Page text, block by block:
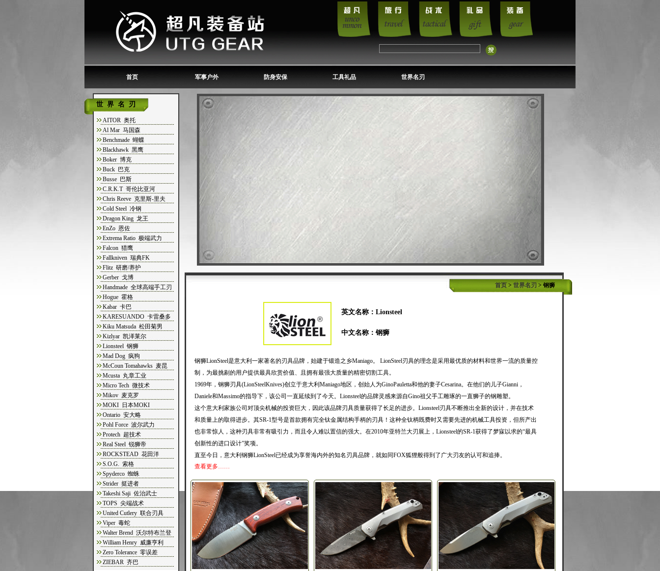
首页 军事户外 防身安保 工具礼品 世界名刃
世界名刃
AITOR 奥托
Al Mar 马国森
Benchmade 蝴蝶
Blackhawk 黑鹰
Boker 博克
Buck 巴克
Busse 巴斯
C.R.K.T 哥伦比亚河
Chris Reeve 克里斯-里夫
Cold Steel 冷钢
Dragon King 龙王
EnZo 恩佐
Extrema Ratio 极端武力
Falcon 猎鹰
Fallkniven 瑞典FK
Flitz 研磨/养护
Gerber 戈博
Handmade 全球高端手工刃
Hogue 霍格
Kabar 卡巴
KARESUANDO 卡雷桑多
Kiku Matsuda 松田菊男
Kizlyar 凯泽莱尔
Lionsteel 钢狮
Mad Dog 疯狗
McCoun Tomahawks 麦昆
Mcusta 丸章工业
Micro Tech 微技术
Mikov 麦克罗
MOKI 日本MOKI
Ontario 安大略
Pohl Force 波尔武力
Protech 超技术
Real Steel 锐狮帝
ROCKSTEAD 花田洋
S.O.G. 索格
Spyderco 蜘蛛
Strider 挺进者
Takeshi Saji 佐治武士
TOPS 尖端战术
United Cutlery 联合刃具
Viper 毒蛇
Walter Brend 沃尔特布兰登
William Henry 威廉亨利
Zero Tolerance 零误差
ZIEBAR 齐巴
首页 > 世界名刃 > 钢狮
英文名称： Lionsteel
中文名称： 钢狮
钢狮LionSteel是意大利一家著名的刃具品牌，始建于锻造之乡Maniago。 LionSteel刃具的理念是采用最优质的材料和世界一流的质量控
制，为最挑剔的用户提供最具欣赏价值、且拥有最强大质量的精密切割工具。
1969年，钢狮刃具(LionSteelKnives)创立于意大利Maniago地区，创始人为GinoPauletta和他的妻子Cesarina。在他们的儿子Gianni，
Daniele和Massimo的指导下，该公司一直延续到了今天。Lionsteel的品牌灵感来源自Gino祖父手工雕琢的一直狮子的钢雕塑。
这个意大利家族公司对顶尖机械的投资巨大，因此该品牌刃具质量获得了长足的进步。Lionsteel刃具不断推出全新的设计，并在技术
和质量上的取得进步。其SR-1型号是首款拥有完全钛金属结构手柄的刃具！这种全钛柄既费时又需要先进的机械工具投资，但所产出
也非常惊人，这种刃具非常有吸引力，而且令人难以置信的强大。在2010年亚特兰大刃展上，Lionsteel的SR-1获得了梦寐以求的“最具
创新性的进口设计”奖项。
直至今日，意大利钢狮LionSteel已经成为享誉海内外的知名刃具品牌，就如同FOX狐狸般得到了广大刃友的认可和追捧。
查看更多……